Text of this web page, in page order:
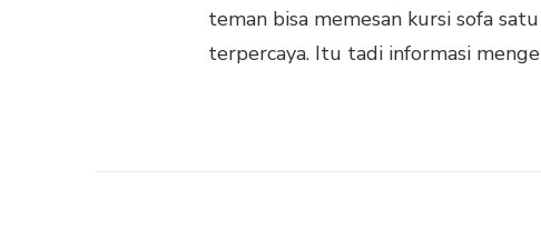
teman bisa memesan kursi sofa
terpercaya. Itu tadi informasi